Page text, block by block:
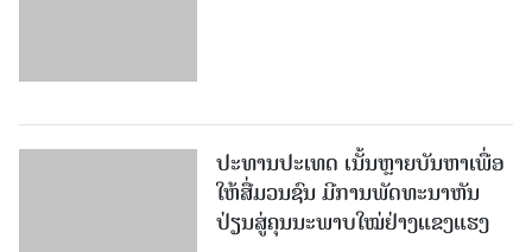
ປະທານປະເທດ ເນັ້ນຫຼາຍບັນຫາເພື່ອ
ໃຫ້ສື່ມວນຊົນ ມີການພັດທະນາຫັນ
ປ່ຽນສູ່ຄຸນນະພາບໃໝ່ຢ່າງແຂງແຮງ